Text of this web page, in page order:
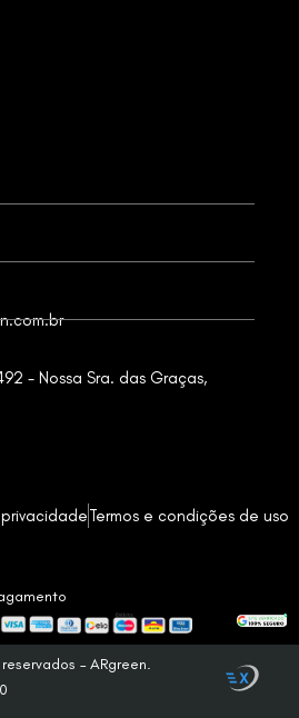
- Nossa Sra. das Graças,
Termos e condições de uso
– ARgreen.